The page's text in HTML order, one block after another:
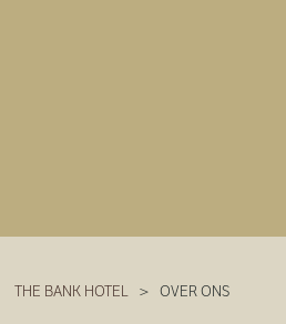
THE BANK HOTEL > OVER ONS